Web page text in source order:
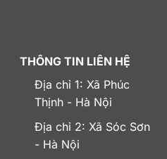
THÔNG TIN LIÊN HỆ
Địa chỉ 1: Xã Phúc
Thịnh - Hà Nội
Địa chỉ 2: Xã Sóc Sơn
- Hà Nội